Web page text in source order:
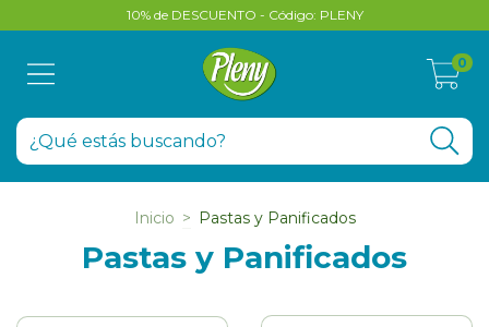
10% de DESCUENTO - Código: PLENY
0
Inicio > Pastas y Panificados
Pastas y Panificados